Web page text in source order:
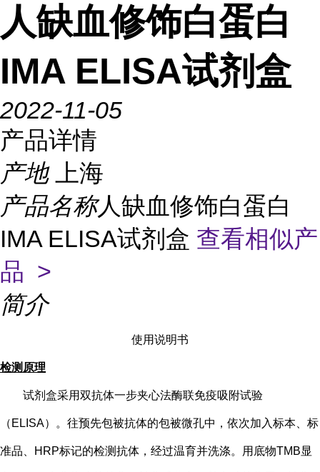
人缺血修饰白蛋白
IMA ELISA试剂盒
2022-11-05
产品详情
产地
上海
产品名称人缺血修饰白蛋白
IMA ELISA试剂盒 查看相似产
品 >
简介
使用说明书
检测原理
试剂盒采用双抗体一步夹心法酶联免疫吸附试验
（ ELISA）。往预先包被抗体的包被微孔中，依次加入标本、标
准品、HRP标记的检测抗体，经过温育并洗涤。用底物TMB显